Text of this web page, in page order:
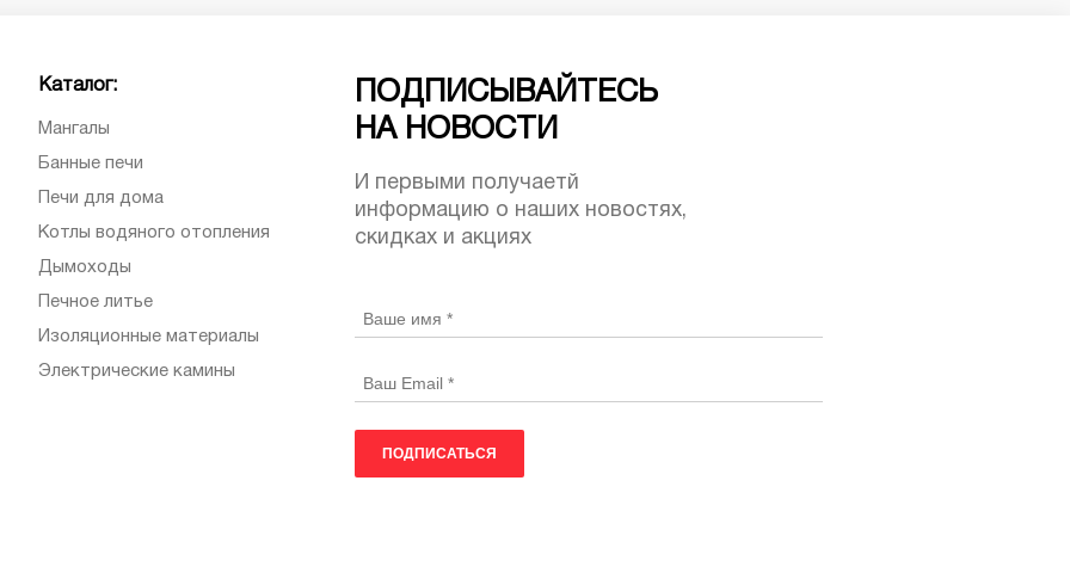
Каталог:
Мангалы
Банные печи
Печи для дома
Котлы водяного отопления
Дымоходы
Печное литье
Изоляционные материалы
Электрические камины
ПОДПИСЫВАЙТЕСЬ
НА НОВОСТИ
И первыми получаетй
информацию о наших новостях,
скидках и акциях